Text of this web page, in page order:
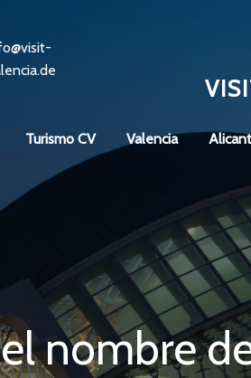
Turismo CV Valencia
nombre